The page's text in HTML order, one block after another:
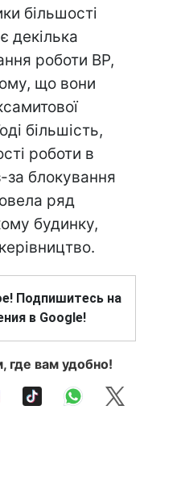
більшості
декілька
роботи ВР,
що вони
більшість,
роботи в
за блокування
ряд
будинку,
Подпишитесь на
в Google!
где вам удобно!